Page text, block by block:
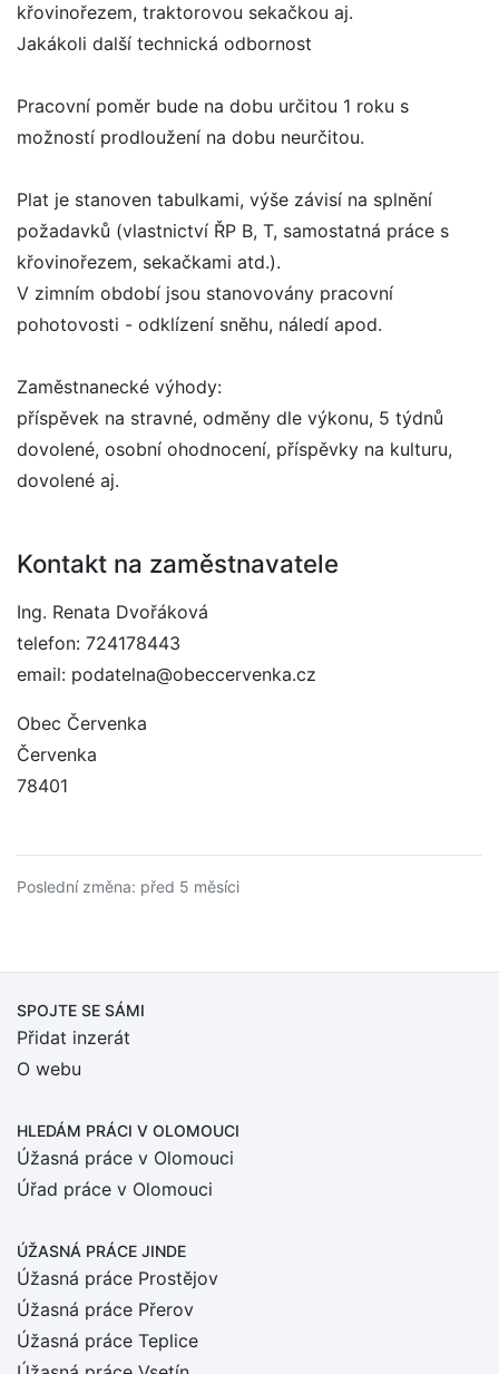
křovinořezem, traktorovou sekačkou aj.
Jakákoli další technická odbornost
Pracovní poměr bude na dobu určitou 1 roku s
možností prodloužení na dobu neurčitou.
Plat je stanoven tabulkami, výše závisí na splnění
požadavků (vlastnictví ŘP B, T, samostatná práce s
křovinořezem, sekačkami atd.).
V zimním období jsou stanovovány pracovní
pohotovosti - odklízení sněhu, náledí apod.
Zaměstnanecké výhody:
příspěvek na stravné, odměny dle výkonu, 5 týdnů
dovolené, osobní ohodnocení, příspěvky na kulturu,
dovolené aj.
Kontakt na zaměstnavatele
Ing. Renata Dvořáková
telefon: 724178443
email: podatelna@obeccervenka.cz
Obec Červenka
Červenka
78401
Poslední změna: před 5 měsíci
SPOJTE SE SÁMI
Přidat inzerát
O webu
HLEDÁM PRÁCI V OLOMOUCI
Úžasná práce v Olomouci
Úřad práce v Olomouci
ÚŽASNÁ PRÁCE JINDE
Úžasná práce Prostějov
Úžasná práce Přerov
Úžasná práce Teplice